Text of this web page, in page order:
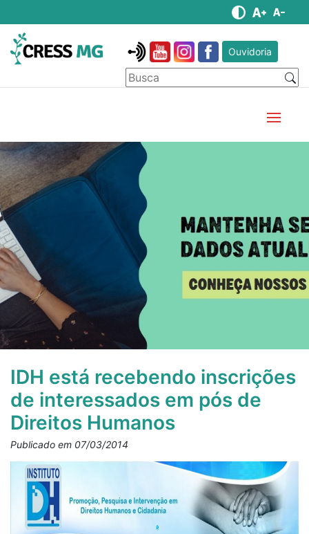
Ouvidoria
IDH está recebendo inscrições
de interessados em pós de
Direitos Humanos
Publicado em 07/03/2014